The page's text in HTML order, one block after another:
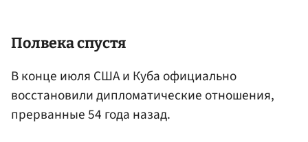
Полвека спустя
В конце июля США и Куба официально
восстановили дипломатические отношения,
прерванные 54 года назад.